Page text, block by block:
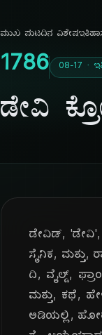
ಮುಖ ಪುಟದಿನ ವಿಶೇಷ
1786 08-17 ·
ಡೇವಿ
ಡೇವಿಡ್,
ಸೈನಿಕ, ಮತ್ತು,
ದಿ, ವೈಲ್ಡ್,
ಮತ್ತು, ಕಥೆ,
ಅಡಿಯಲ್ಲಿ,